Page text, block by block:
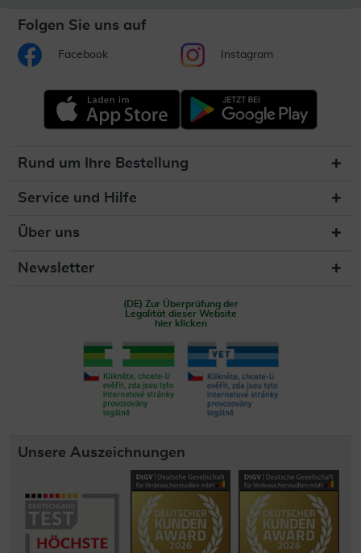
Folgen Sie uns auf
Facebook Instagram
Rund um Ihre Bestellung
Service und Hilfe
Über uns
Newsletter
(DE) Zur Überprüfung der
Legalität dieser Website
hier klicken
Unsere Auszeichnungen